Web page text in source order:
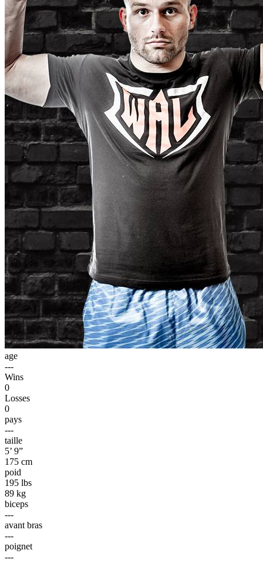
age
---
Wins
0
Losses
0
pays
---
taille
5’ 9”
175 cm
poid
195 lbs
89 kg
biceps
---
avant bras
---
poignet
---